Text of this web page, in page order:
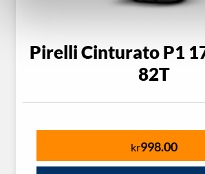
Pirelli Cinturato P1
82T
kr998.00